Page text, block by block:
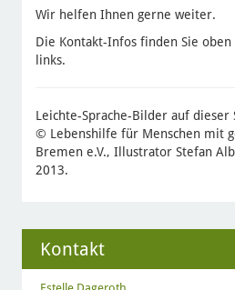
Wir helfen Ihnen gerne weiter.
Die Kontakt-Infos finden Sie oben
links.
Leichte-Sprache-Bilder auf dieser
© Lebenshilfe für Menschen mit
Bremen e.V., Illustrator Stefan
2013.
Kontakt